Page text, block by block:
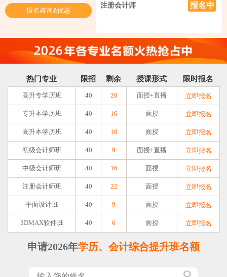
报名咨询&优惠
注册会计师 报名中
热门专业 限招 剩余 授课形式 限时报名
高升专学历班 40 20 面授+直播 立即报名
专升本学历班 40 16 面授 立即报名
高升本学历班 40 10 面授 立即报名
初级会计师班 40 9 面授+直播 立即报名
中级会计师班 40 16 面授 立即报名
注册会计师班 40 22 面授 立即报名
平面设计班 40 9 面授 立即报名
3DMAX软件班 40 6 面授 立即报名
申请2026年学历、会计综合提升班名额